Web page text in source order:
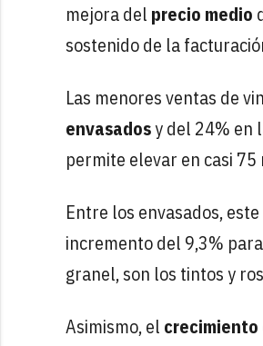
mejora del precio medio
sostenido de la
Las menores ventas de
envasadosy del 24% en
permite elevar en casi
Entre los envasados,
incremento del 9,3%
granel, son los tintos y
Asimismo, el crecimiento